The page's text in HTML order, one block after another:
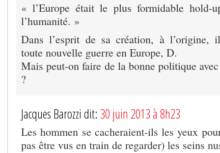
« l’Europe était le plus formidable hold-
l’humanité. »
Dans l’esprit de sa création, à l’origine,
toute nouvelle guerre en Europe, D.
Mais peut-on faire de la bonne politique
?
Jacques Barozzi dit: 30 juin 2013 à 8h23
Les hommen se cacheraient-ils les yeux
pas être vus en train de regarder) les seins